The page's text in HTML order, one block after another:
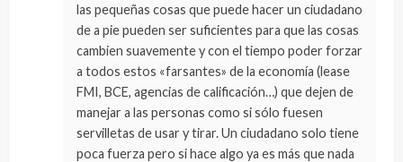
las pequeñas cosas que puede hacer un ciudadano
de a pie pueden ser suficientes para que las cosas
cambien suavemente y con el tiempo poder forzar
a todos estos «farsantes» de la economía (lease
FMI, BCE, agencias de calificación…) que dejen de
manejar a las personas como si sólo fuesen
servilletas de usar y tirar. Un ciudadano solo tiene
poca fuerza pero si hace algo ya es más que nada